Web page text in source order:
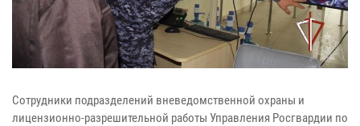
Сотрудники подразделений вневедомственной охраны и
лицензионно-разрешительной работы Управления Росгвардии по